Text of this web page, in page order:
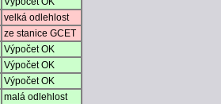
velká odlehlost
ze stanice GCET
Výpočet OK
Výpočet OK
Výpočet OK
malá odlehlost